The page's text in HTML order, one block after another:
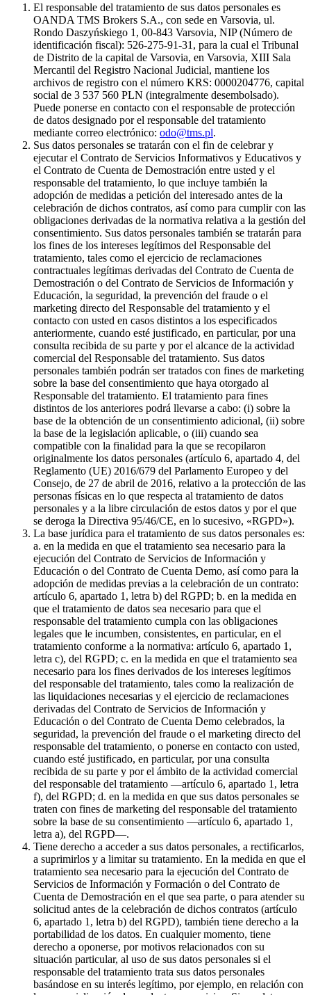
El responsable del tratamiento de sus datos personales es
OANDA TMS Brokers S.A., con sede en Varsovia, ul.
Rondo Daszyńskiego 1, 00-843 Varsovia, NIP (Número de
identificación fiscal): 526-275-91-31, para la cual el Tribunal
de Distrito de la capital de Varsovia, en Varsovia, XIII Sala
Mercantil del Registro Nacional Judicial, mantiene los
archivos de registro con el número KRS: 0000204776, capital
social de 3 537 560 PLN (integralmente desembolsado).
Puede ponerse en contacto con el responsable de protección
de datos designado por el responsable del tratamiento
mediante correo electrónico: odo@tms.pl.
Sus datos personales se tratarán con el fin de celebrar y
ejecutar el Contrato de Servicios Informativos y Educativos y
el Contrato de Cuenta de Demostración entre usted y el
responsable del tratamiento, lo que incluye también la
adopción de medidas a petición del interesado antes de la
celebración de dichos contratos, así como para cumplir con las
obligaciones derivadas de la normativa relativa a la gestión del
consentimiento. Sus datos personales también se tratarán para
los fines de los intereses legítimos del Responsable del
tratamiento, tales como el ejercicio de reclamaciones
contractuales legítimas derivadas del Contrato de Cuenta de
Demostración o del Contrato de Servicios de Información y
Educación, la seguridad, la prevención del fraude o el
marketing directo del Responsable del tratamiento y el
contacto con usted en casos distintos a los especificados
anteriormente, cuando esté justificado, en particular, por una
consulta recibida de su parte y por el alcance de la actividad
comercial del Responsable del tratamiento. Sus datos
personales también podrán ser tratados con fines de marketing
sobre la base del consentimiento que haya otorgado al
Responsable del tratamiento. El tratamiento para fines
distintos de los anteriores podrá llevarse a cabo: (i) sobre la
base de la obtención de un consentimiento adicional, (ii) sobre
la base de la legislación aplicable, o (iii) cuando sea
compatible con la finalidad para la que se recopilaron
originalmente los datos personales (artículo 6, apartado 4, del
Reglamento (UE) 2016/679 del Parlamento Europeo y del
Consejo, de 27 de abril de 2016, relativo a la protección de las
personas físicas en lo que respecta al tratamiento de datos
personales y a la libre circulación de estos datos y por el que
se deroga la Directiva 95/46/CE, en lo sucesivo, «RGPD»).
La base jurídica para el tratamiento de sus datos personales es:
a. en la medida en que el tratamiento sea necesario para la
ejecución del Contrato de Servicios de Información y
Educación o del Contrato de Cuenta Demo, así como para la
adopción de medidas previas a la celebración de un contrato:
artículo 6, apartado 1, letra b) del RGPD; b. en la medida en
que el tratamiento de datos sea necesario para que el
responsable del tratamiento cumpla con las obligaciones
legales que le incumben, consistentes, en particular, en el
tratamiento conforme a la normativa: artículo 6, apartado 1,
letra c), del RGPD; c. en la medida en que el tratamiento sea
necesario para los fines derivados de los intereses legítimos
del responsable del tratamiento, tales como la realización de
las liquidaciones necesarias y el ejercicio de reclamaciones
derivadas del Contrato de Servicios de Información y
Educación o del Contrato de Cuenta Demo celebrados, la
seguridad, la prevención del fraude o el marketing directo del
responsable del tratamiento, o ponerse en contacto con usted,
cuando esté justificado, en particular, por una consulta
recibida de su parte y por el ámbito de la actividad comercial
del responsable del tratamiento —artículo 6, apartado 1, letra
f), del RGPD; d. en la medida en que sus datos personales se
traten con fines de marketing del responsable del tratamiento
sobre la base de su consentimiento —artículo 6, apartado 1,
letra a), del RGPD—.
Tiene derecho a acceder a sus datos personales, a rectificarlos,
a suprimirlos y a limitar su tratamiento. En la medida en que el
tratamiento sea necesario para la ejecución del Contrato de
Servicios de Información y Formación o del Contrato de
Cuenta de Demostración en el que sea parte, o para atender su
solicitud antes de la celebración de dichos contratos (artículo
6, apartado 1, letra b) del RGPD), también tiene derecho a la
portabilidad de los datos. En cualquier momento, tiene
derecho a oponerse, por motivos relacionados con su
situación particular, al uso de sus datos personales si el
responsable del tratamiento trata sus datos personales
basándose en su interés legítimo, por ejemplo, en relación con